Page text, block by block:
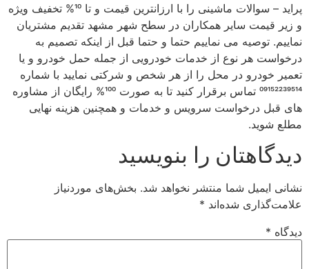
پراید – سوالات ماشینی را با ارزانترین قیمت و تا 10% تخفیف ویژه
و زیر قیمت سایر همكاران در سطح شهر مشهد تقدیم مشتریان
نماییم. توصیه می نماییم حتما و حتما قبل از اینكه تصمیم به
درخواست هر نوع از خدمات خودرویی از جمله حمل خودرو و یا
تعمیر خودرو در محل را از هر شخص و شركتی نمایید با شماره
09152239514 تماس برقرار كنید تا به صورت 100% رایگان از مشاوره
های قبل درخواست سرویس و خدمات و همچنین هزینه نهایی
مطلع شوید.
دیدگاهتان را بنویسید
نشانی ایمیل شما منتشر نخواهد شد. بخش‌های موردنیاز
علامت‌گذاری شده‌اند *
دیدگاه *